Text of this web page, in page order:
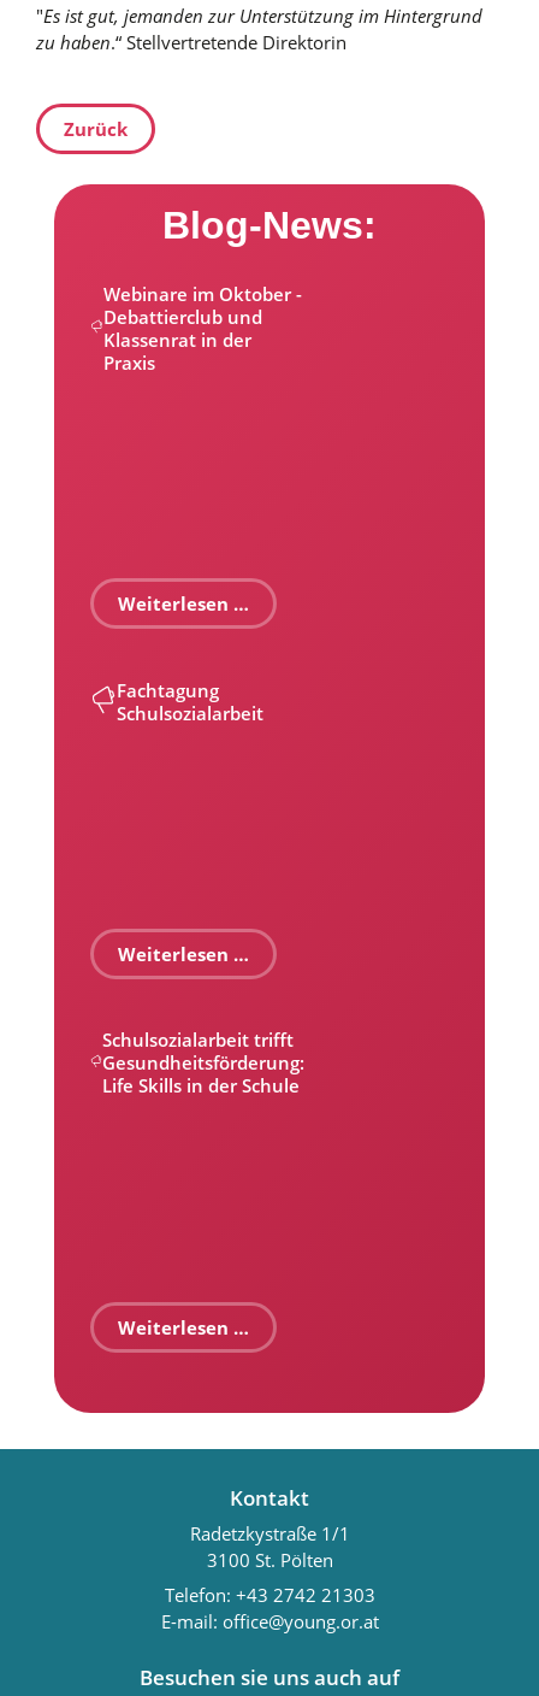
"Es ist gut, jemanden zur Unterstützung im Hintergrund
zu haben.“ Stellvertretende Direktorin
Zurück
Blog-News:
Webinare im Oktober -
Debattierclub und
Klassenrat in der
Praxis
Weiterlesen …
Fachtagung
Schulsozialarbeit
Weiterlesen …
Schulsozialarbeit trifft
Gesundheitsförderung:
Life Skills in der Schule
Weiterlesen …
Kontakt
Radetzkystraße 1/1
3100 St. Pölten
Telefon: +43 2742 21303
E-mail: office@young.or.at
Besuchen sie uns auch auf